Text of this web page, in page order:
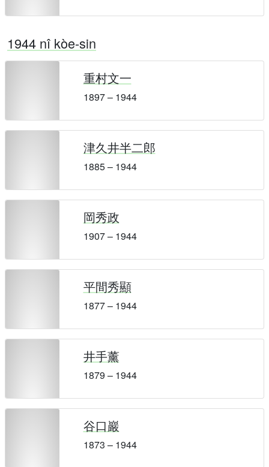
1944 nî kòe-sin
重村文一
1897 – 1944
津久井半二郎
1885 – 1944
岡秀政
1907 – 1944
平間秀顯
1877 – 1944
井手薰
1879 – 1944
谷口巖
1873 – 1944